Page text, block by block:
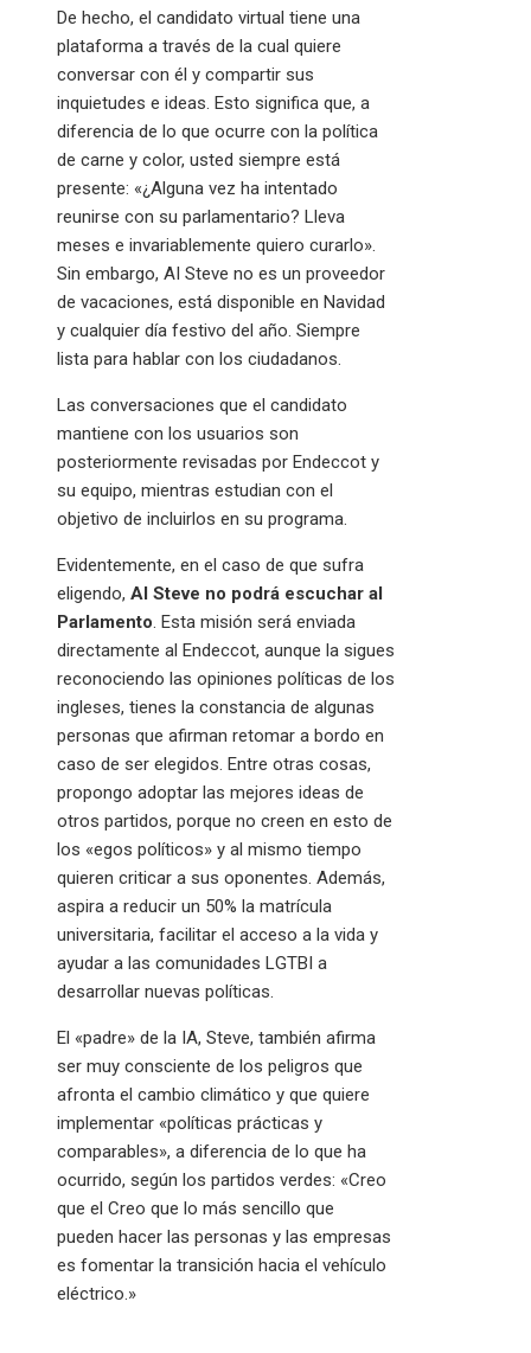
De hecho, el candidato virtual tiene una
plataforma a través de la cual quiere
conversar con él y compartir sus
inquietudes e ideas. Esto significa que, a
diferencia de lo que ocurre con la política
de carne y color, usted siempre está
presente: «¿Alguna vez ha intentado
reunirse con su parlamentario? Lleva
meses e invariablemente quiero curarlo».
Sin embargo, AI Steve no es un proveedor
de vacaciones, está disponible en Navidad
y cualquier día festivo del año. Siempre
lista para hablar con los ciudadanos.
Las conversaciones que el candidato
mantiene con los usuarios son
posteriormente revisadas por Endeccot y
su equipo, mientras estudian con el
objetivo de incluirlos en su programa.
Evidentemente, en el caso de que sufra
eligendo, AI Steve no podrá escuchar al
Parlamento. Esta misión será enviada
directamente al Endeccot, aunque la sigues
reconociendo las opiniones políticas de los
ingleses, tienes la constancia de algunas
personas que afirman retomar a bordo en
caso de ser elegidos. Entre otras cosas,
propongo adoptar las mejores ideas de
otros partidos, porque no creen en esto de
los «egos políticos» y al mismo tiempo
quieren criticar a sus oponentes. Además,
aspira a reducir un 50% la matrícula
universitaria, facilitar el acceso a la vida y
ayudar a las comunidades LGTBI a
desarrollar nuevas políticas.
El «padre» de la IA, Steve, también afirma
ser muy consciente de los peligros que
afronta el cambio climático y que quiere
implementar «políticas prácticas y
comparables», a diferencia de lo que ha
ocurrido, según los partidos verdes: «Creo
que el Creo que lo más sencillo que
pueden hacer las personas y las empresas
es fomentar la transición hacia el vehículo
eléctrico.»